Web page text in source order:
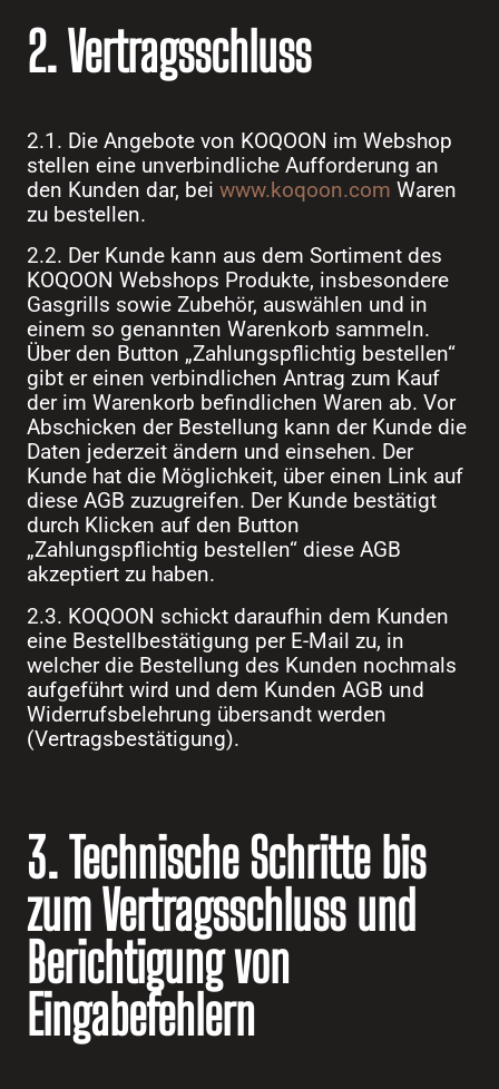
2. Vertragsschluss
2.1. Die Angebote von KOQOON im Webshop
stellen eine unverbindliche Aufforderung an
den Kunden dar, bei www.koqoon.com Waren
zu bestellen.
2.2. Der Kunde kann aus dem Sortiment des
KOQOON Webshops Produkte, insbesondere
Gasgrills sowie Zubehör, auswählen und in
einem so genannten Warenkorb sammeln.
Über den Button „Zahlungspflichtig bestellen“
gibt er einen verbindlichen Antrag zum Kauf
der im Warenkorb befindlichen Waren ab. Vor
Abschicken der Bestellung kann der Kunde die
Daten jederzeit ändern und einsehen. Der
Kunde hat die Möglichkeit, über einen Link auf
diese AGB zuzugreifen. Der Kunde bestätigt
durch Klicken auf den Button
„Zahlungspflichtig bestellen“ diese AGB
akzeptiert zu haben.
2.3. KOQOON schickt daraufhin dem Kunden
eine Bestellbestätigung per E-Mail zu, in
welcher die Bestellung des Kunden nochmals
aufgeführt wird und dem Kunden AGB und
Widerrufsbelehrung übersandt werden
(Vertragsbestätigung).
3. Technische Schritte bis
zum Vertragsschluss und
Berichtigung von
Eingabefehlern